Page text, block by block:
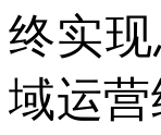
终实
域运